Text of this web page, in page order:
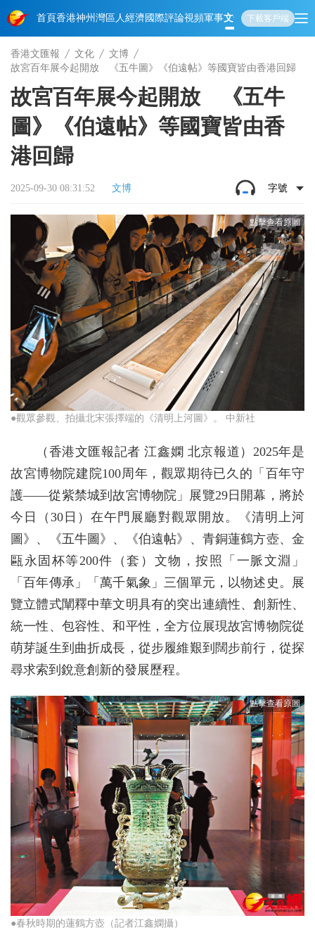
首頁香港神州 灣區人經濟國際評論視頻軍事文化 娛樂生活教育體
下載客戶端
香港文匯報 文化
文博
故宮百年展今起開放 《五牛圖》《伯遠帖》等國寶皆由香港回歸
故宮百年展今起開放 《五牛
圖》《伯遠帖》等國寶皆由香
港回歸
2025-09-30 08:31:52 文博 字號
●觀眾參觀、拍攝北宋張擇端的《清明上河圖》。 中新社
（香港文匯報記者 江鑫嫻 北京報道）2025年是
故宮博物院建院100周年，觀眾期待已久的「百年守
護——從紫禁城到故宮博物院」展覽29日開幕，將於
今日（30日）在午門展廳對觀眾開放。《清明上河
圖》、《五牛圖》、《伯遠帖》、青銅蓮鶴方壺、金
甌永固杯等200件（套）文物，按照「一脈文淵」
「百年傳承」「萬千氣象」三個單元，以物述史。展
覽立體式闡釋中華文明具有的突出連續性、創新性、
統一性、包容性、和平性，全方位展現故宮博物院從
萌芽誕生到曲折成長，從步履維艱到闊步前行，從探
尋求索到銳意創新的發展歷程。
●春秋時期的蓮鶴方壺（記者江鑫嫻攝）